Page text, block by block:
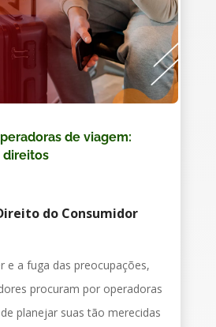
de viagem:
direitos
do Consumidor
e a fuga das preocupações,
procuram por operadoras
planejar suas tão merecidas